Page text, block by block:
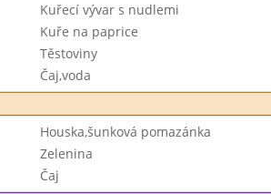
Kuřecí vývar s nudlemi
Kuře na paprice
Těstoviny
Čaj,voda
Houska,šunková pomazánka
Zelenina
Čaj